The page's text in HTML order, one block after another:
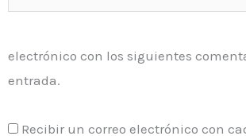
electrónico con los siguientes
entrada.
Recibir un correo electrónico con